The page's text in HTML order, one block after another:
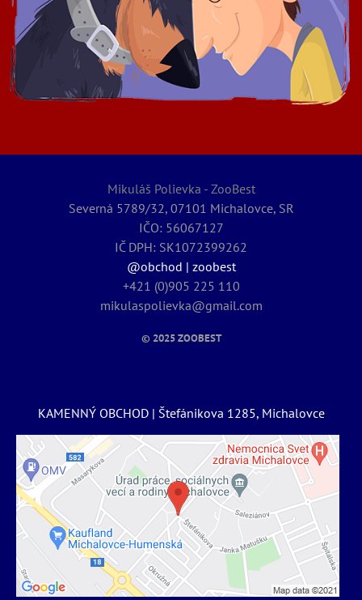
Mikuláš Polievka - ZooBest
Severná 5789/32, 07101 Michalovce, SR
IČO: 56067127
IČ DPH: SK1072399262
@obchod | zoobest
+421 (0)905 225 110
mikulaspolievka@gmail.com
© 2025ZOOBEST
KAMENNÝ OBCHOD | Štefánikova 1285, Michalovce